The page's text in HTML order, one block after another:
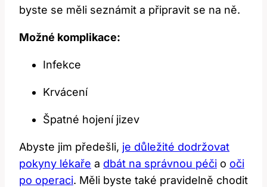
byste se měli seznámit‌ a připravit se na ně.
Možné komplikace:
Infekce
Krvácení
Špatné hojení jizev
Abyste jim předešli, ⁢ je důležité​ dodržovat
pokyny lékaře ‍a dbát na správnou ‍péči o oči
po operaci. Měli byste také pravidelně chodit